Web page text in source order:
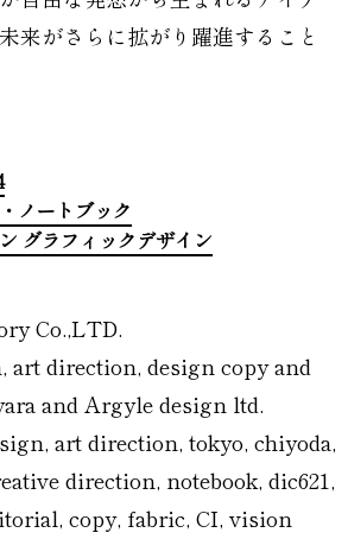
来がさらに拡がり躍進すること
ノートブック
グラフィックデザイン
Co.,LTD.
art direction, design copy and
and Argyle design ltd.
art direction, tokyo, chiyoda,
direction, notebook, dic621,
copy, fabric, CI, vision